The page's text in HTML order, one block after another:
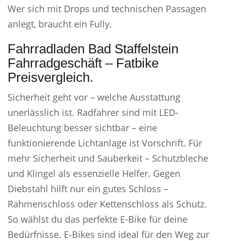
Wer sich mit Drops und technischen Passagen
anlegt, braucht ein Fully.
Fahrradladen Bad Staffelstein
Fahrradgeschäft – Fatbike
Preisvergleich.
Sicherheit geht vor – welche Ausstattung
unerlässlich ist. Radfahrer sind mit LED-
Beleuchtung besser sichtbar – eine
funktionierende Lichtanlage ist Vorschrift. Für
mehr Sicherheit und Sauberkeit – Schutzbleche
und Klingel als essenzielle Helfer. Gegen
Diebstahl hilft nur ein gutes Schloss –
Rahmenschloss oder Kettenschloss als Schutz.
So wählst du das perfekte E-Bike für deine
Bedürfnisse. E-Bikes sind ideal für den Weg zur